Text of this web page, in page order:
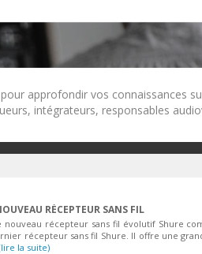
approfondir vos connaissances
intégrateurs, responsables
RÉCEPTEUR SANS FIL
nouveau récepteur sans fil évolutif Shure
récepteur sans fil Shure. Il offre une
la suite)